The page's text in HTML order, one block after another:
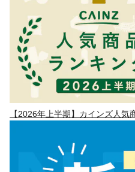
【2026年上半期】カインズ人気